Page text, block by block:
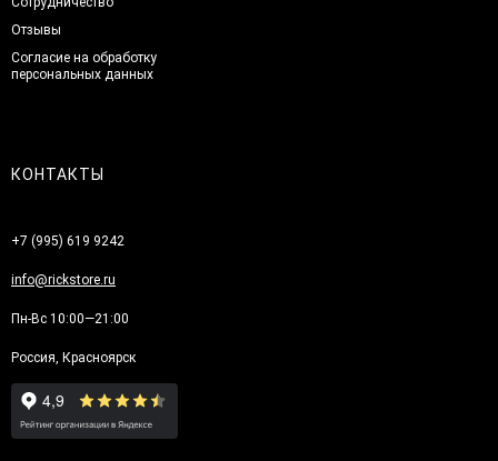
Отзывы
Согласие на обработку
персональных данных
КОНТАКТЫ
+7 (995) 619 9242
info@rickstore.ru
Пн-Вс 10:00—21:00
Россия, Красноярск